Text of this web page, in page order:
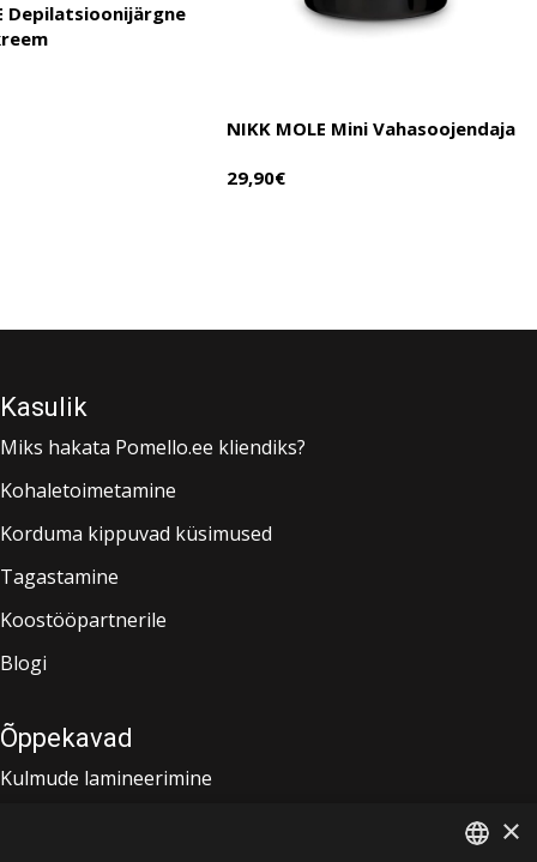
Depilatsioonijärgne
NIKK MOLE Mini Vahasoojendaja
29,90€
Kasulik
Miks hakata Pomello.ee kliendiks?
Kohaletoimetamine
Korduma kippuvad küsimused
Tagastamine
Koostööpartnerile
Blogi
Õppekavad
Kulmude lamineerimine
×